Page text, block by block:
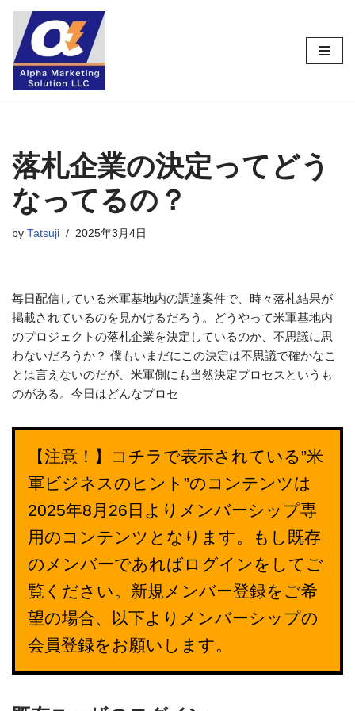
コ
ン
テ
ス
キ
ッ
プ
落札企業の決定ってどう
なってるの？
by Tatsuji 2025年3月4日
毎日配信している米軍基地内の調達案件で、時々落札結果が
掲載されているのを見かけるだろう。どうやって米軍基地内
のプロジェクトの落札企業を決定しているのか、不思議に思
わないだろうか？ 僕もいまだにこの決定は不思議で確かなこ
とは言えないのだが、米軍側にも当然決定プロセスというも
のがある。今日はどんなプロセ
【注意！】コチラで表示されている”米
軍ビジネスのヒント”のコンテンツは
2025年8月26日よりメンバーシップ専
用のコンテンツとなります。もし既存
のメンバーであればログインをしてご
覧ください。新規メンバー登録をご希
望の場合、以下よりメンバーシップの
会員登録をお願いします。